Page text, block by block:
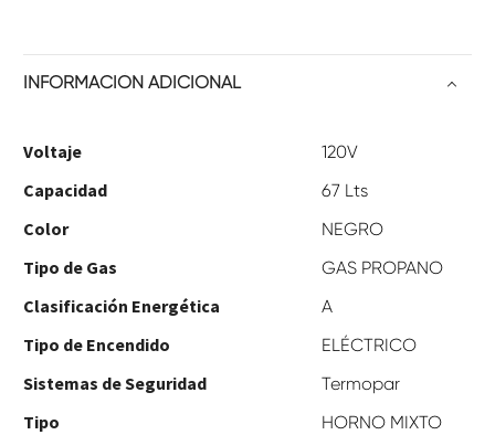
INFORMACIÓN ADICIONAL
Voltaje 120V
Capacidad 67 Lts
Color NEGRO
Tipo de Gas GAS PROPANO
Clasificación Energética A
Tipo de Encendido ELÉCTRICO
Sistemas de Seguridad Termopar
Tipo HORNO MIXTO